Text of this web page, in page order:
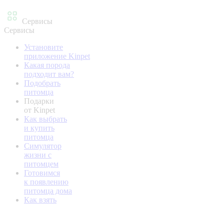
Сервисы
Сервисы
Установите
приложение Kinpet
Какая порода
подходит вам?
Подобрать
питомца
Подарки
от Kinpet
Как выбрать
и купить
питомца
Симулятор
жизни с
питомцем
Готовимся
к появлению
питомца дома
Как взять